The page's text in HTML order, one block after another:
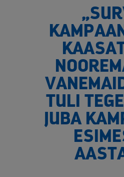
TULI
JUBA